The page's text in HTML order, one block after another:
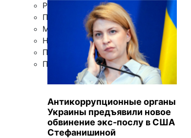
Рекламная служба
Поиск по сайту
Мобильное приложение
Награды
Правила цитирования
Подписка
Антикоррупционные органы
Украины предъявили новое
обвинение экс-послу в США
Стефанишиной